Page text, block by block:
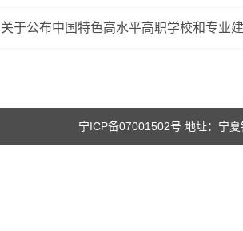
于公布中国特色高水平高职学校和专业
宁ICP备07001502号 地址：宁